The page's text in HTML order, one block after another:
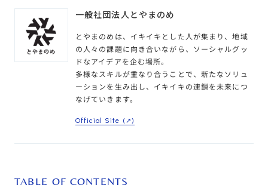
一般社団法人とやまのめ
とやまのめは、イキイキとした人が集まり、地域
の人々の課題に向き合いながら、ソーシャルグッ
ドなアイデアを企む場所。
多様なスキルが重なり合うことで、新たなソリュ
ーションを生み出し、イキイキの連鎖を未来につ
なげていきます。
Official Site (↗︎)
TABLE OF CONTENTS